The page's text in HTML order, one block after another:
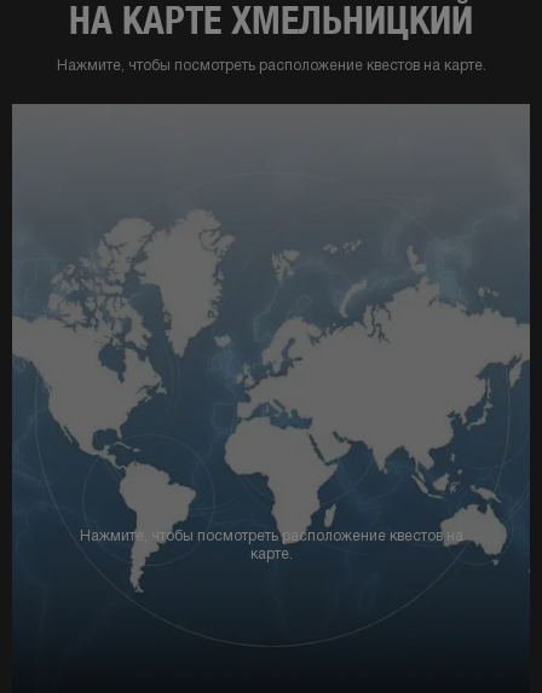
НА КАРТЕ ХМЕЛЬНИЦКИЙ
Нажмите, чтобы посмотреть расположение квестов на карте.
Нажмите, чтобы посмотреть расположение квестов на
карте.